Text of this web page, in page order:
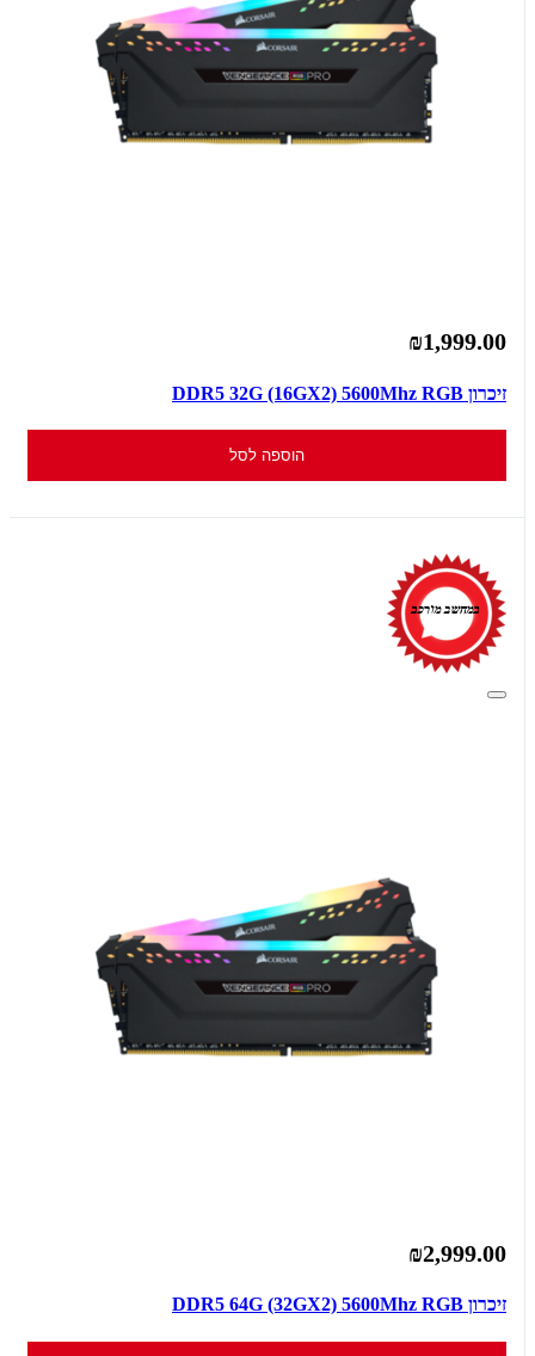
₪1,999.00
זיכרון DDR5 32G (16GX2) 5600Mhz RGB
הוספה לסל
₪2,999.00
זיכרון DDR5 64G (32GX2) 5600Mhz RGB